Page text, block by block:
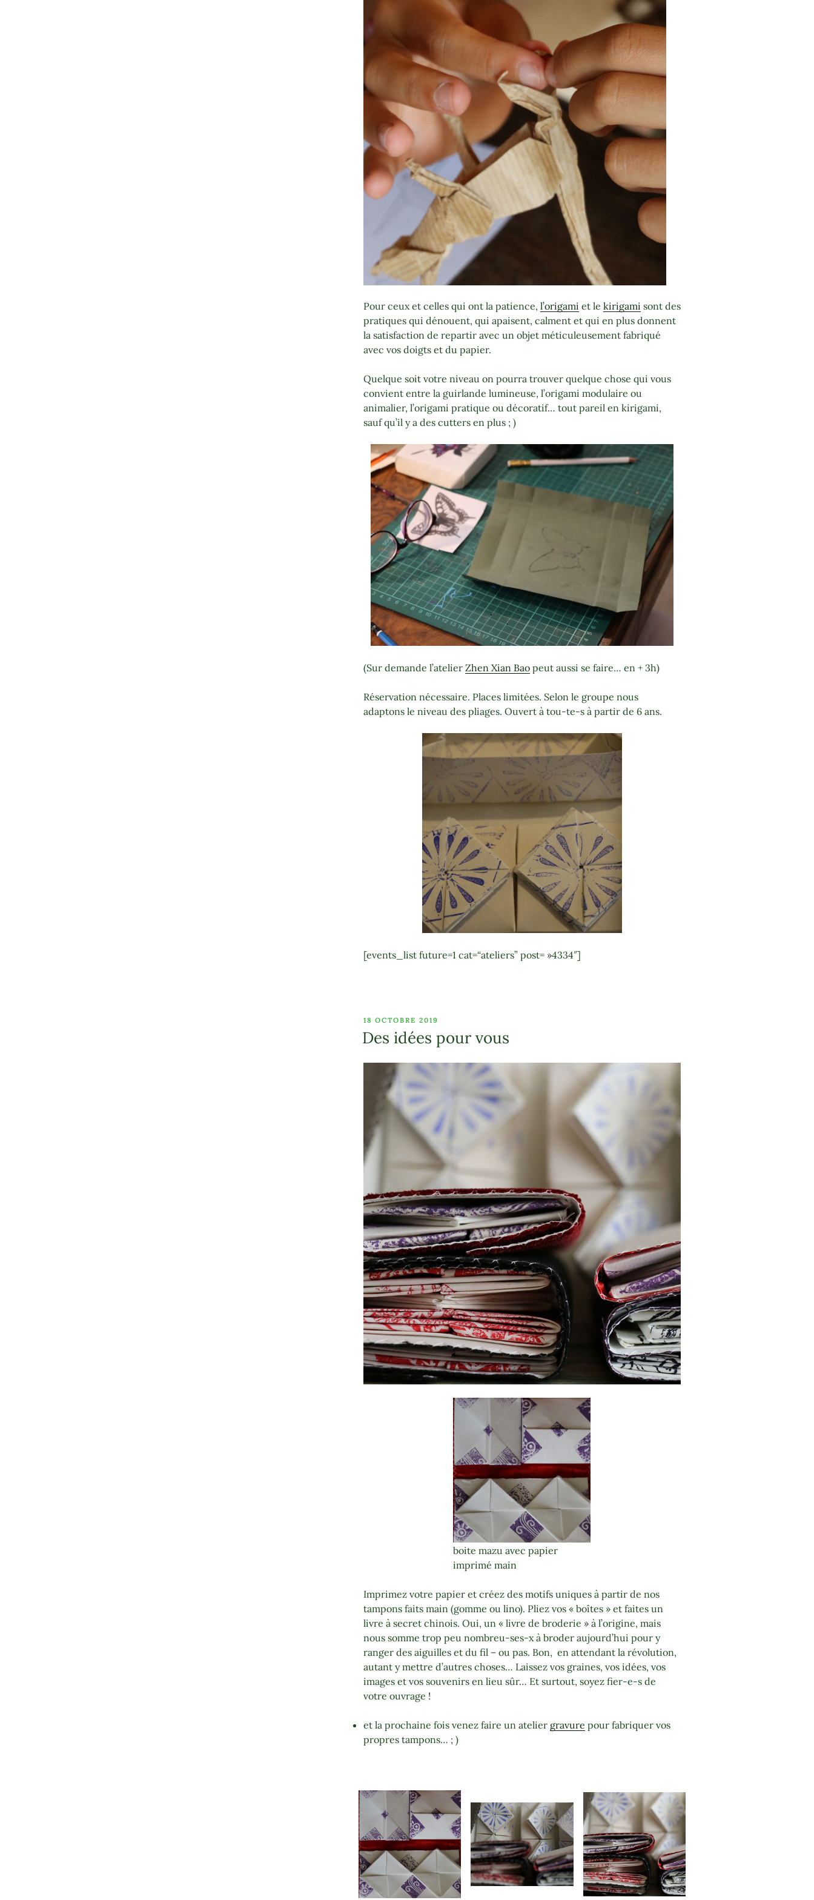
Pour ceux et celles qui ont la patience, l’origami et le kirigami sont des
pratiques qui dénouent, qui apaisent, calment et qui en plus donnent
la satisfaction de repartir avec un objet méticuleusement fabriqué
avec vos doigts et du papier.
Quelque soit votre niveau on pourra trouver quelque chose qui vous
convient entre la guirlande lumineuse, l’origami modulaire ou
animalier, l’origami pratique ou décoratif… tout pareil en kirigami,
sauf qu’il y a des cutters en plus ; )
(Sur demande l’atelier Zhen Xian Baopeut aussi se faire… en + 3h)
Réservation nécessaire. Places limitées. Selon le groupe nous
adaptons le niveau des pliages. Ouvert à tou-te-s à partir de 6 ans.
[events_list future=1 cat=“ateliers” post= »4334″]
PUBLIÉ
18 OCTOBRE 2019
Des idées pour vous
boite mazu avec papier
imprimé main
Imprimez votre papier et créez des motifs uniques à partir de nos
tampons faits main (gomme ou lino). Pliez vos « boîtes » et faites un
livre à secret chinois. Oui, un « livre de broderie » à l’origine, mais
nous somme trop peu nombreu-ses-x à broder aujourd’hui pour y
ranger des aiguilles et du fil – ou pas. Bon, en attendant la révolution,
autant y mettre d’autres choses… Laissez vos graines, vos idées, vos
images et vos souvenirs en lieu sûr… Et surtout, soyez fier-e-s de
votre ouvrage !
et la prochaine fois venez faire un atelier gravure pour fabriquer vos
propres tampons… ; )